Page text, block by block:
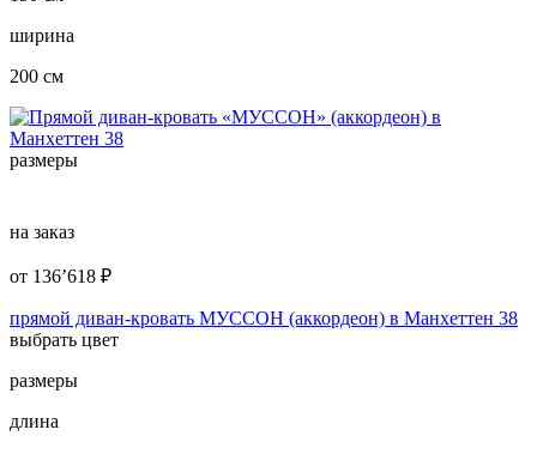
ширина
200 см
размеры
на заказ
от 136’618 ₽
прямой диван-кровать МУССОН (аккордеон) в Манхеттен 38
выбрать цвет
размеры
длина